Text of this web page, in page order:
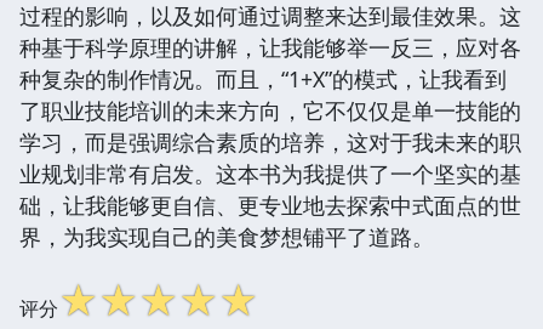
过程的影响，以及如何通过调整来达到最佳效果。这
种基于科学原理的讲解，让我能够举一反三，应对各
种复杂的制作情况。而且，“1+X”的模式，让我看到
了职业技能培训的未来方向，它不仅仅是单一技能的
学习，而是强调综合素质的培养，这对于我未来的职
业规划非常有启发。这本书为我提供了一个坚实的基
础，让我能够更自信、更专业地去探索中式面点的世
界，为我实现自己的美食梦想铺平了道路。
评分☆☆☆☆☆